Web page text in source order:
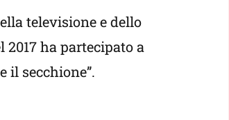
televisione e dello
ha partecipato a
il secchione”.